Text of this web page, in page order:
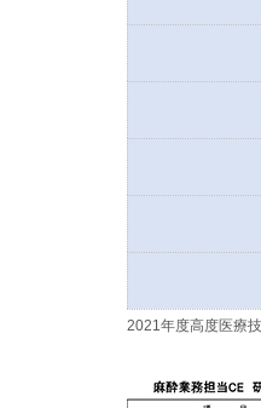
2021年度高度医療